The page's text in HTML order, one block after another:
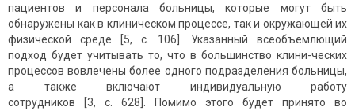
пациентов и персонала больницы, которые могут быть
обнаружены как в клиническом процессе, так и окружающей их
физической среде [5, с. 106]. Указанный всеобъемлющий
подход будет учитывать то, что в большинство клини-ческих
процессов вовлечены более одного подразделения больницы,
а также включают индивидуальную работу
сотрудников [3, с. 628]. Помимо этого будет принято во